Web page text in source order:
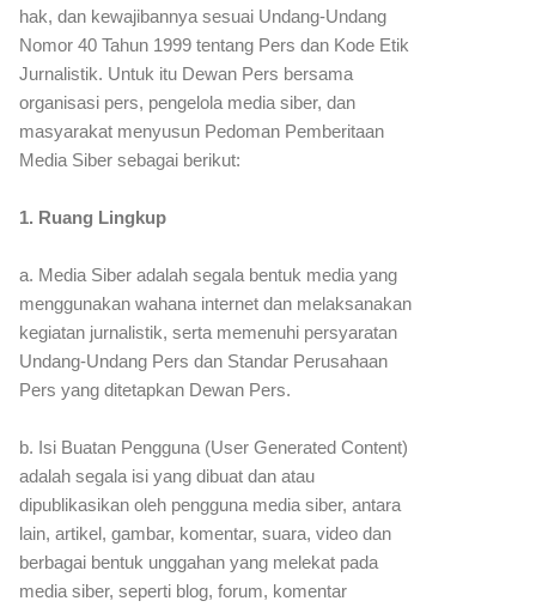
hak, dan kewajibannya sesuai Undang-Undang
Nomor 40 Tahun 1999 tentang Pers dan Kode Etik
Jurnalistik. Untuk itu Dewan Pers bersama
organisasi pers, pengelola media siber, dan
masyarakat menyusun Pedoman Pemberitaan
Media Siber sebagai berikut:
1. Ruang Lingkup
a. Media Siber adalah segala bentuk media yang
menggunakan wahana internet dan melaksanakan
kegiatan jurnalistik, serta memenuhi persyaratan
Undang-Undang Pers dan Standar Perusahaan
Pers yang ditetapkan Dewan Pers.
b. Isi Buatan Pengguna (User Generated Content)
adalah segala isi yang dibuat dan atau
dipublikasikan oleh pengguna media siber, antara
lain, artikel, gambar, komentar, suara, video dan
berbagai bentuk unggahan yang melekat pada
media siber, seperti blog, forum, komentar